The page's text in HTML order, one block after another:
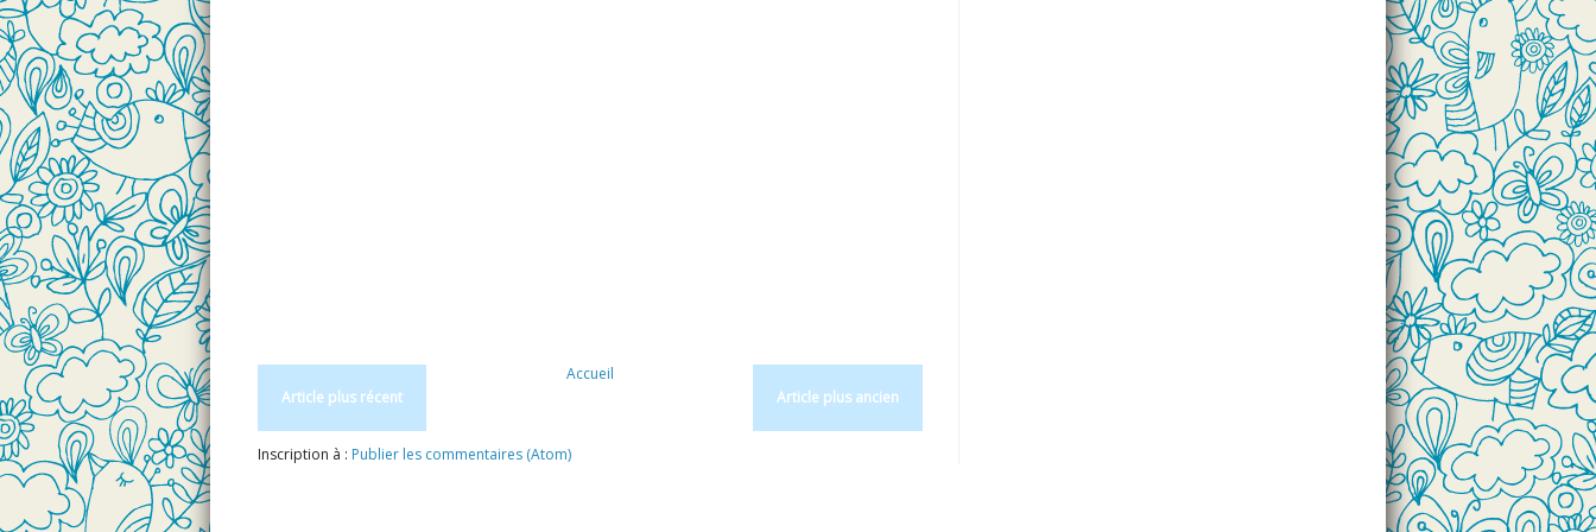
Article plus récent Article plus ancien
Accueil
Inscription à : Publier les commentaires (Atom)